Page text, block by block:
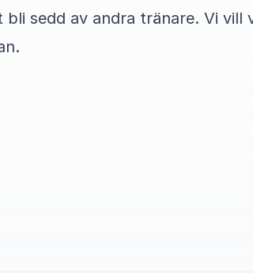
sedd av andra tränare. Vi vill